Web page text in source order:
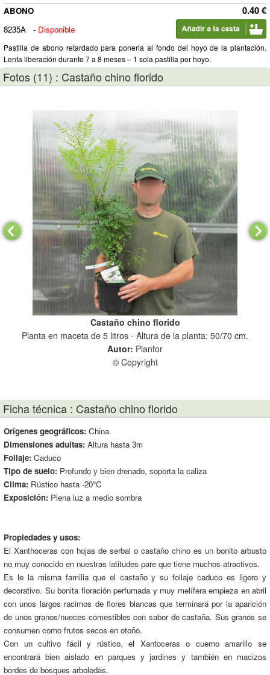
0.40 €
ABONO
8235A
- Disponible
Pastilla de abono retardado para ponerla al fondo del hoyo de la plantación.
Lenta liberación durante 7 a 8 meses – 1 sola pastilla por hoyo.
Fotos (11) : Castaño chino florido
Castaño chino florido
Planta en maceta de 5 litros - Altura de la planta: 50/70 cm.
Autor: Planfor
© Copyright
Ficha técnica : Castaño chino florido
Orígenes geográficos: China
Dimensiones adultas: Altura hasta 3m
Follaje: Caduco
Tipo de suelo: Profundo y bien drenado, soporta la caliza
Clima: Rústico hasta -20°C
Exposición: Plena luz a medio sombra
Propiedades y usos:
El Xanthoceras con hojas de serbal o castaño chino es un bonito arbusto
no muy conocido en nuestras latitudes pare que tiene muchos atractivos.
Es le la misma familia que el castaño y su follaje caduco es ligero y
decorativo. Su bonita floración perfumada y muy melífera empieza en abril
con unos largos racimos de flores blancas que terminará por la aparición
de unos granos/nueces comestibles con sabor de castaña. Sus granos se
consumen como frutos secos en otoño.
Con un cultivo fácil y rústico, el Xantoceras o cuerno amarillo se
encontrará bien aislado en parques y jardines y también en macizos
bordes de bosques arboledas.